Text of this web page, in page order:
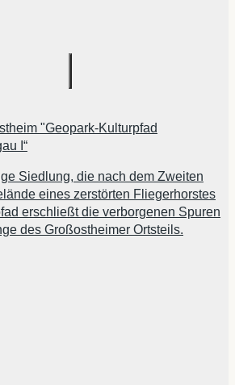
"Geopark-Kulturpfad
I“
Siedlung, die nach dem Zweiten
eines zerstörten Fliegerhorstes
erschließt die verborgenen Spuren
des Großostheimer Ortsteils.